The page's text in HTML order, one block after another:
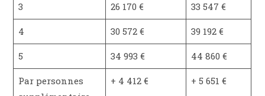
3 26 170 € 33 547 €
4 30 572 € 39 192 €
5 34 993 € 44 860 €
Par personnes
+ 4 412 € + 5 651 €